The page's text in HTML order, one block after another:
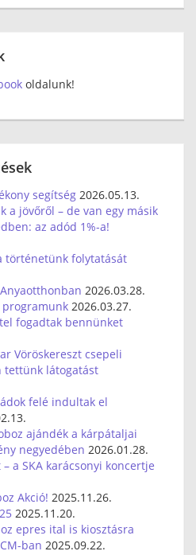
oldalunk!
segítség 2026.05.13.
a jövőről – de van egy másik
az adód 1%-a!
történetünk folytatását
2026.03.28.
programunk 2026.03.27.
fogadtak bennünket
Vöröskereszt csepeli
tettünk látogatást
felé indultak el
ajándék a kárpátaljai
negyedében 2026.01.28.
a SKA karácsonyi koncertje
Akció! 2025.11.26.
2025.11.20.
epres ital is kiosztásra
ban 2025.09.22.